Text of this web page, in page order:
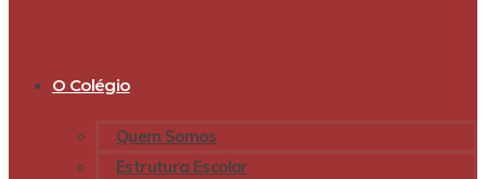
O Colégio
Quem Somos
Estrutura Escolar